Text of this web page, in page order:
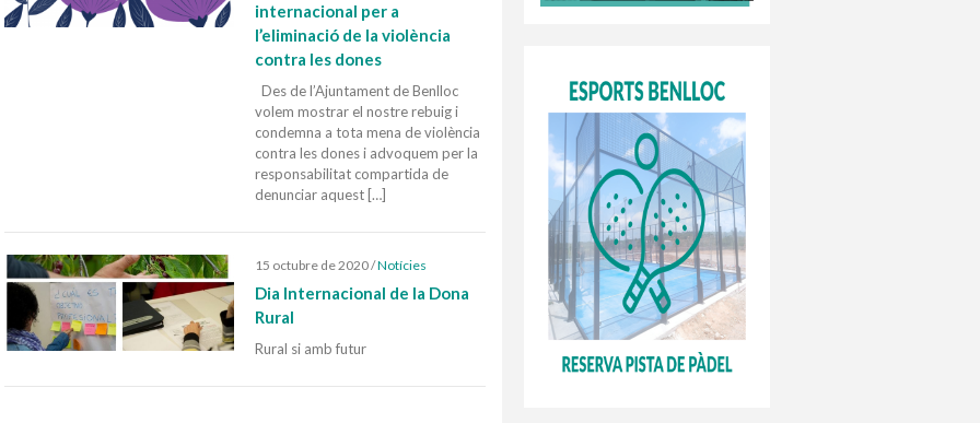
internacional per a
l’eliminació de la violència
contra les dones
Des de l’Ajuntament de Benlloc
volem mostrar el nostre rebuig i
condemna a tota mena de violència
contra les dones i advoquem per la
responsabilitat compartida de
denunciar aquest […]
15 octubre de 2020/Notícies
Dia Internacional de la Dona
Rural
Rural si amb futur